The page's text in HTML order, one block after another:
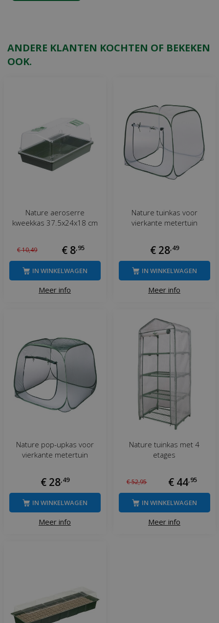
ANDERE KLANTEN KOCHTEN OF BEKEKEN
OOK.
Nature aeroserre
kweekkas 37.5x24x18 cm
€10,49 € 8,95
Meer info
IN WINKELWAGEN
Nature tuinkas voor
vierkante metertuin
€ 28,49
Meer info
IN WINKELWAGEN
Nature pop-upkas voor
vierkante metertuin
€ 28,49
Meer info
IN WINKELWAGEN
Nature tuinkas met 4
etages
€52,95 € 44,95
Meer info
IN WINKELWAGEN